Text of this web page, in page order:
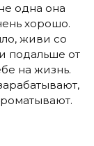
одна она
хорошо.
живи со
подальше от
на жизнь.